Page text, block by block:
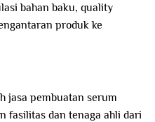
bahan baku, quality
produk ke
jasa pembuatan serum
fasilitas dan tenaga ahli dari